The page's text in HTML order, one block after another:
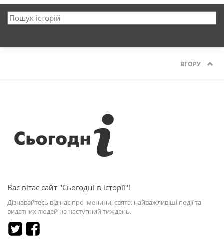
ВГОРУ
Вас вітає сайт "Сьогодні в історії"!
Дізнавайтесь від нас про іменини, свята, найважливіші події та
видатних людей на наступний тиждень.